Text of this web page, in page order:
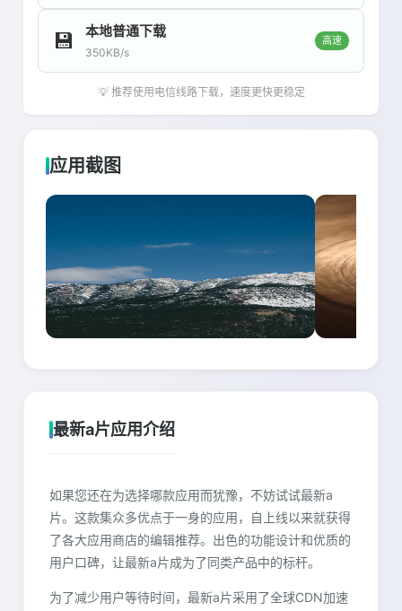
💾 本地普通下载
350KB/s
高速
💡 推荐使用电信线路下载，速度更快更稳定
应用截图
最新a片应用介绍
如果您还在为选择哪款应用而犹豫，不妨试试最新a
片。这款集众多优点于一身的应用，自上线以来就获得
了各大应用商店的编辑推荐。出色的功能设计和优质的
用户口碑，让最新a片成为了同类产品中的标杆。
为了减少用户等待时间，最新a片采用了全球CDN加速